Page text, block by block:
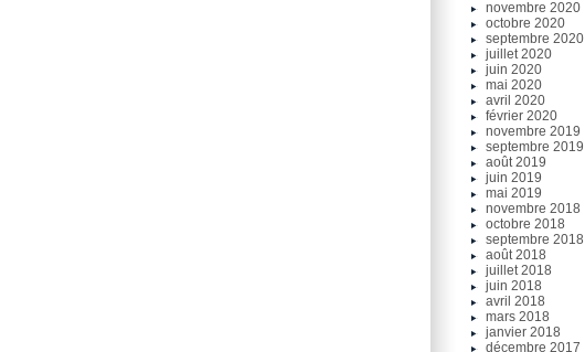
novembre 2020
octobre 2020
septembre 2020
juillet 2020
juin 2020
mai 2020
avril 2020
février 2020
novembre 2019
septembre 2019
août 2019
juin 2019
mai 2019
novembre 2018
octobre 2018
septembre 2018
août 2018
juillet 2018
juin 2018
avril 2018
mars 2018
janvier 2018
décembre 2017